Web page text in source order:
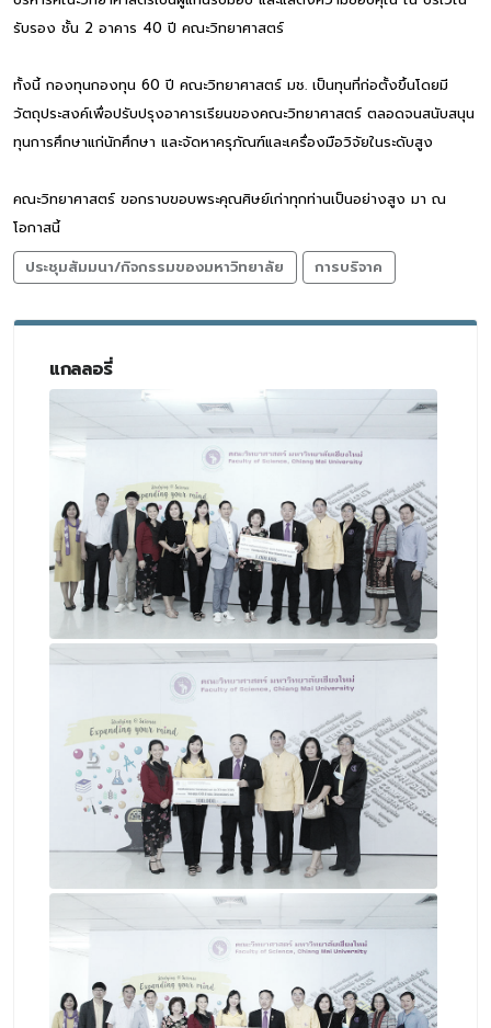
รับรอง ชั้น 2 อาคาร 40 ปี คณะวิทยาศาสตร์
ทั้งนี้ กองทุนกองทุน 60 ปี คณะวิทยาศาสตร์ มช. เป็นทุนที่ก่อตั้งขึ้นโดยมี
วัตถุประสงค์เพื่อปรับปรุงอาคารเรียนของคณะวิทยาศาสตร์ ตลอดจนสนับสนุน
ทุนการศึกษาแก่นักศึกษา และจัดหาครุภัณฑ์และเครื่องมือวิจัยในระดับสูง
คณะวิทยาศาสตร์ ขอกราบขอบพระคุณศิษย์เก่าทุกท่านเป็นอย่างสูง มา ณ
โอกาสนี้
ประชุมสัมมนา/กิจกรรมของมหาวิทยาลัย
การบริจาค
แกลลอรี่